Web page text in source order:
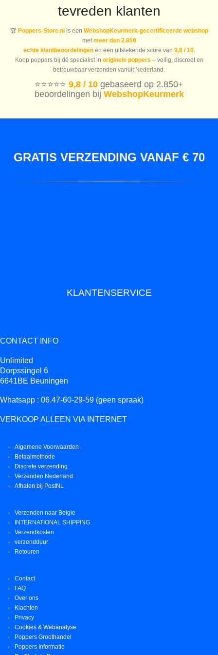
tevreden klanten
🏆 Poppers-Store.nl is een WebshopKeurmerk-gecertificeerde webshop
met meer dan 2.850
echte klantbeoordelingenen een uitstekende score van 9,8 / 10.
Koop poppers bij dé specialist in originele poppers – veilig, discreet en
betrouwbaar verzonden vanuit Nederland.
⭐️⭐️⭐️⭐️⭐️ 9,8 / 10 gebaseerd op 2.850+
beoordelingen bij WebshopKeurmerk
GRATIS VERZENDING VANAF € 70
KLANTENSERVICE
CONTACT INFO
Unlimited
Dorpssingel 6
6641BE Beuningen
Whatsapp : 06.47-60-29-59 (geen spraak)
VERKOOP ALLEEN VIA INTERNET
Algemene Voorwaarden
Betaalmethode
Discrete verzending
Verzenden Nederland
Afhalen bij PostNL
Verzenden naar Belgie
INTERNATIONAL SHIPPING
Verzendkosten
verzendduur
Retouren
Contact
FAQ
Over ons
Klachten
Privacy
Cookies & Webanalyse
Poppers Groothandel
Poppers Informatie